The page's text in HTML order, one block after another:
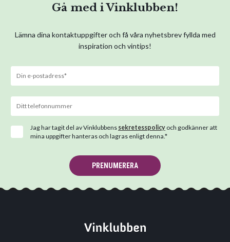
Gå med i Vinklubben!
Lämna dina kontaktuppgifter och få våra nyhetsbrev fyllda med
inspiration och vintips!
Jag har tagit del av Vinklubbens sekretesspolicy och godkänner att
mina uppgifter hanteras och lagras enligt denna.*
PRENUMERERA